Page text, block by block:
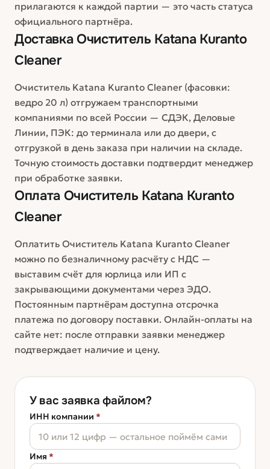
прилагаются к каждой партии — это часть статуса
официального партнёра.
Доставка Очиститель Katana Kuranto
Cleaner
Очиститель Katana Kuranto Cleaner (фасовки:
ведро 20 л) отгружаем транспортными
компаниями по всей России — СДЭК, Деловые
Линии, ПЭК: до терминала или до двери, с
отгрузкой в день заказа при наличии на складе.
Точную стоимость доставки подтвердит менеджер
при обработке заявки.
Оплата Очиститель Katana Kuranto
Cleaner
Оплатить Очиститель Katana Kuranto Cleaner
можно по безналичному расчёту с НДС —
выставим счёт для юрлица или ИП с
закрывающими документами через ЭДО.
Постоянным партнёрам доступна отсрочка
платежа по договору поставки. Онлайн-оплаты на
сайте нет: после отправки заявки менеджер
подтверждает наличие и цену.
У вас заявка файлом?
ИНН компании *
Имя *